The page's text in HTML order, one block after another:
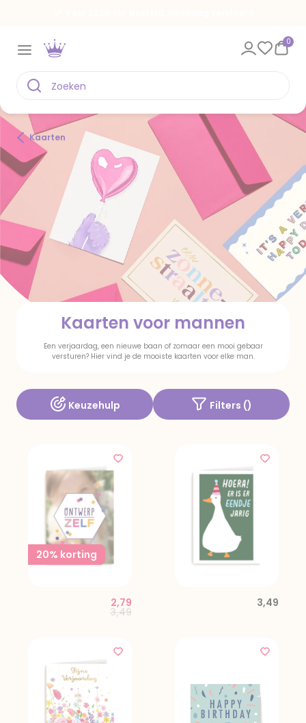
0
Kaarten
Kaarten voor mannen
Een verjaardag, een nieuwe baan of zomaar een mooi gebaar
versturen? Hier vind je de mooiste kaarten voor elke man.
Keuzehulp Filters ()
20% korting
Price reduced from
3,49to
2,79 3,49